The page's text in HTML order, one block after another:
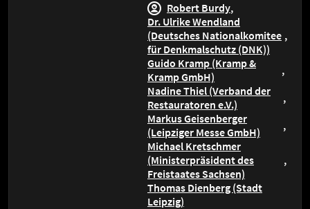
Robert Burdy
Dr. Ulrike Wendland
(Deutsches Nationalkomitee
für Denkmalschutz (DNK))
Guido Kramp (Kramp &
Kramp GmbH)
Nadine Thiel (Verband der
Restauratoren e.V.)
Markus Geisenberger
(Leipziger Messe GmbH)
Michael Kretschmer
(Ministerpräsident des
Freistaates Sachsen)
Thomas Dienberg (Stadt
Leipzig)